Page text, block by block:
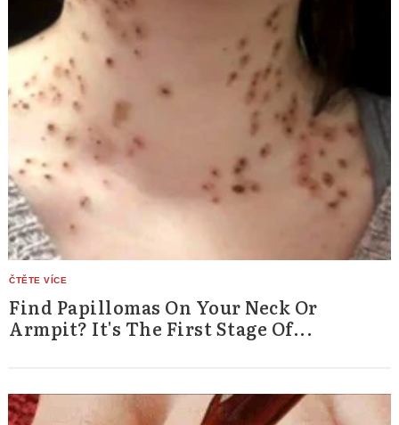
Find Papillomas On Your Neck Or
Armpit? It's The First Stage Of...